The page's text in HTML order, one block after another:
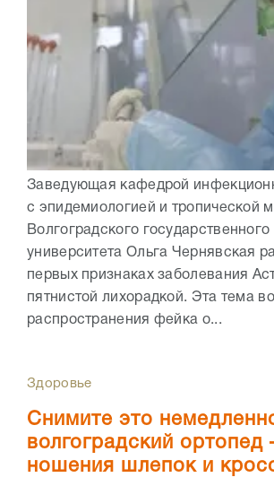
Заведующая кафедрой
с эпидемиологией и тропической
Волгоградского
университета Ольга Чернявская
первых признаках заболевания
пятнистой лихорадкой. Эта тема
распространения фейка о...
Здоровье
Снимите это
волгоградский ортопед
ношения шлепок и